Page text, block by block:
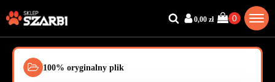
0,00 zł
100% oryginalny plik